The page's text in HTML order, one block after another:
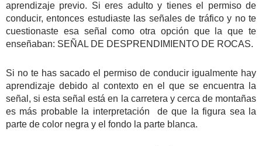
aprendizaje previo. Si eres adulto y tienes el permiso de
conducir, entonces estudiaste las señales de tráfico y no te
cuestionaste esa señal como otra opción que la que te
enseñaban: SEÑAL DE DESPRENDIMIENTO DE ROCAS.
Si no te has sacado el permiso de conducir igualmente hay
aprendizaje debido al contexto en el que se encuentra la
señal, si esta señal está en la carretera y cerca de montañas
es más probable la interpretación de que la figura sea la
parte de color negra y el fondo la parte blanca.